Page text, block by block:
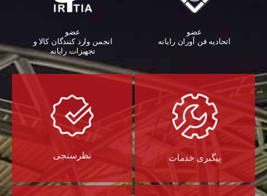
عضو
اتحادیه فن آوران رایانه
عضو
انجمن وارد کنندگان کالا و
تجهیزات رایانه‌
پیگیری خدمات نظرسنجی